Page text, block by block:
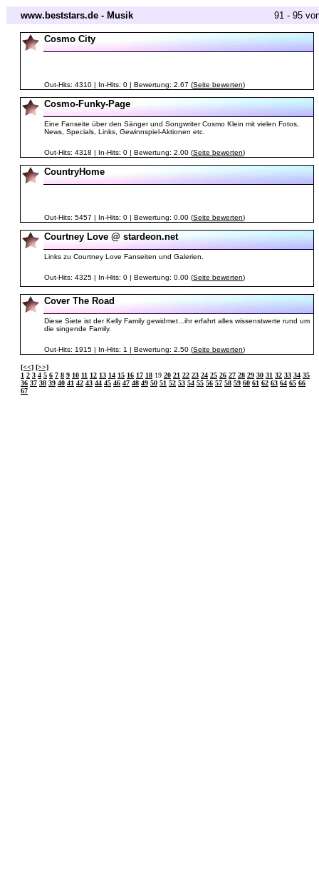
www.beststars.de - Musik 91 - 95
Cosmo City
Out-Hits: 4310 | In-Hits: 0 | Bewertung: 2.67 (Seite bewerten)
Cosmo-Funky-Page
Eine Fanseite über den Sänger und Songwriter Cosmo Klein mit vielen Fotos,
News, Specials, Links, Gewinnspiel-Aktionen etc.
Out-Hits: 4318 | In-Hits: 0 | Bewertung: 2.00 (Seite bewerten)
CountryHome
Out-Hits: 5457 | In-Hits: 0 | Bewertung: 0.00 (Seite bewerten)
Courtney Love @ stardeon.net
Links zu Courtney Love Fanseiten und Galerien.
Out-Hits: 4325 | In-Hits: 0 | Bewertung: 0.00 (Seite bewerten)
Cover The Road
Diese Siete ist der Kelly Family gewidmet...ihr erfahrt alles wissenstwerte rund um
die singende Family.
Out-Hits: 1915 | In-Hits: 1 | Bewertung: 2.50 (Seite bewerten)
[<<] [>>]
1 2 3 4 5 6 7 8 9 10 11 12 13 14 15 16 17 18 19 20 21 22 23 24 25 26 27 28 29 30 31 32 33 34 35
36 37 38 39 40 41 42 43 44 45 46 47 48 49 50 51 52 53 54 55 56 57 58 59 60 61 62 63 64 65 66
67